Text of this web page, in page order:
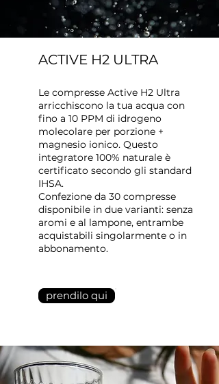
ACTIVE H2 ULTRA
Le compresse Active H2 Ultra
arricchiscono la tua acqua con
fino a 10 PPM di idrogeno
molecolare per porzione +
magnesio ionico. Questo
integratore 100% naturale è
certificato secondo gli standard
IHSA.
Confezione da 30 compresse
disponibile in due varianti: senza
aromi e al lampone, entrambe
acquistabili singolarmente o in
abbonamento.
prendilo qui